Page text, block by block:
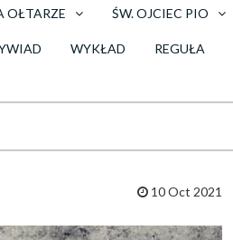
OŁTARZE ŚW. OJCIEC PIO
WYKŁAD REGUŁA
10 Oct 2021